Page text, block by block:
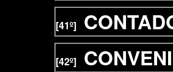
[41º]
[42º]